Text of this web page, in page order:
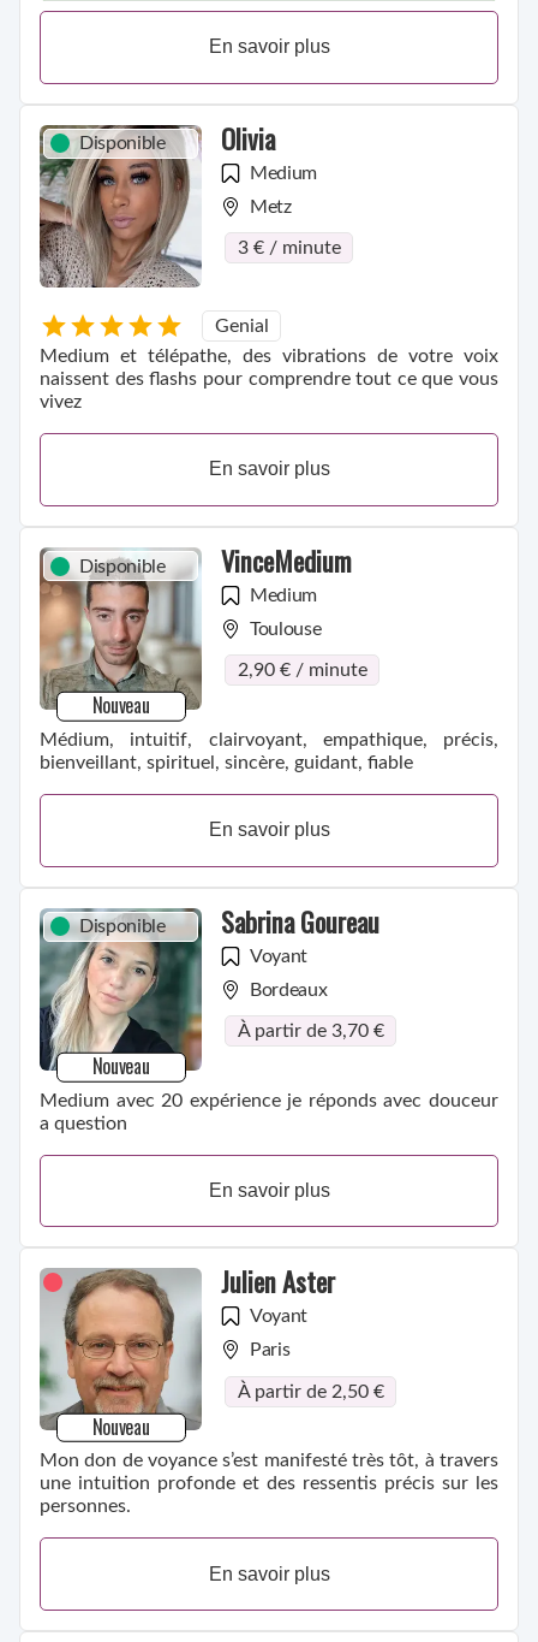
En savoir plus
Disponible Olivia
Medium
Metz
3 € / minute
Genial
Medium et télépathe, des vibrations de votre voix
naissent des flashs pour comprendre tout ce que vous
vivez
En savoir plus
Disponible
Nouveau
VinceMedium
Medium
Toulouse
2,90 € / minute
Médium, intuitif, clairvoyant, empathique, précis,
bienveillant, spirituel, sincère, guidant, fiable
En savoir plus
Disponible
Nouveau
Sabrina Goureau
Voyant
Bordeaux
À partir de 3,70 €
Medium avec 20 expérience je réponds avec douceur
a question
En savoir plus
Nouveau
Julien Aster
Voyant
Paris
À partir de 2,50 €
Mon don de voyance s’est manifesté très tôt, à travers
une intuition profonde et des ressentis précis sur les
personnes.
En savoir plus